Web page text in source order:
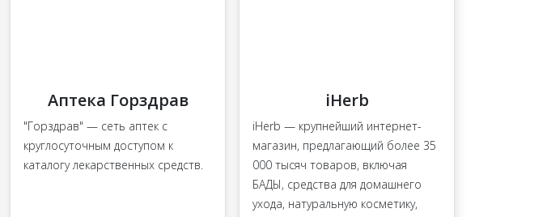
Аптека Горздрав
"Горздрав" — сеть аптек с
круглосуточным доступом к
каталогу лекарственных средств.
iHerb
iHerb — крупнейший интернет-
магазин, предлагающий более 35
000 тысяч товаров, включая
БАДЫ, средства для домашнего
ухода, натуральную косметику,